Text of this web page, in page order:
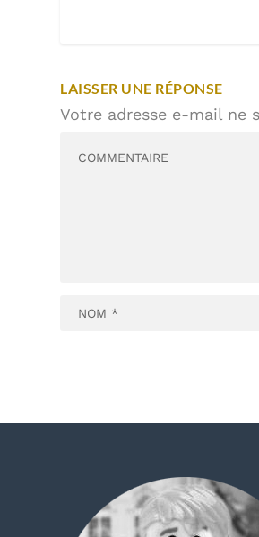
LAISSER UNE RÉPONSE
Votre adresse e-mail ne